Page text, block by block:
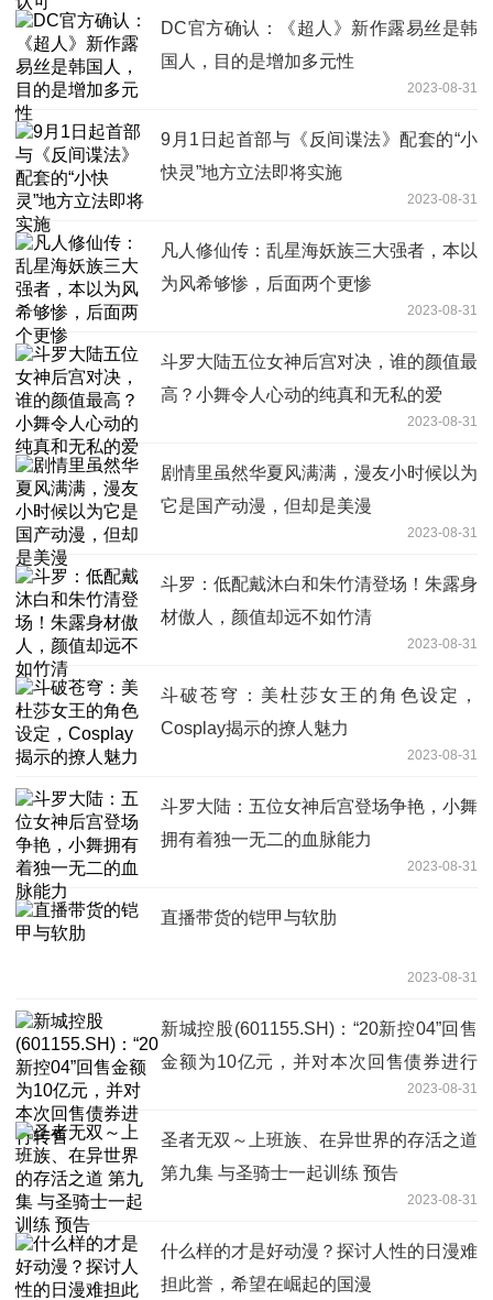
DC官方确认：《超人》新作露易丝是韩
国人，目的是增加多元性
2023-08-31
9月1日起首部与《反间谍法》配套的“小
快灵”地方立法即将实施
2023-08-31
凡人修仙传：乱星海妖族三大强者，本以
为风希够惨，后面两个更惨
2023-08-31
斗罗大陆五位女神后宫对决，谁的颜值最
高？小舞令人心动的纯真和无私的爱
2023-08-31
剧情里虽然华夏风满满，漫友小时候以为
它是国产动漫，但却是美漫
2023-08-31
斗罗：低配戴沐白和朱竹清登场！朱露身
材傲人，颜值却远不如竹清
2023-08-31
斗破苍穹：美杜莎女王的角色设定，
Cosplay揭示的撩人魅力
2023-08-31
斗罗大陆：五位女神后宫登场争艳，小舞
拥有着独一无二的血脉能力
2023-08-31
直播带货的铠甲与软肋
2023-08-31
新城控股(601155.SH)：“20新控04”回售
金额为10亿元，并对本次回售债券进行
2023-08-31
圣者无双～上班族、在异世界的存活之道
第九集 与圣骑士一起训练 预告
2023-08-31
什么样的才是好动漫？探讨人性的日漫难
担此誉，希望在崛起的国漫